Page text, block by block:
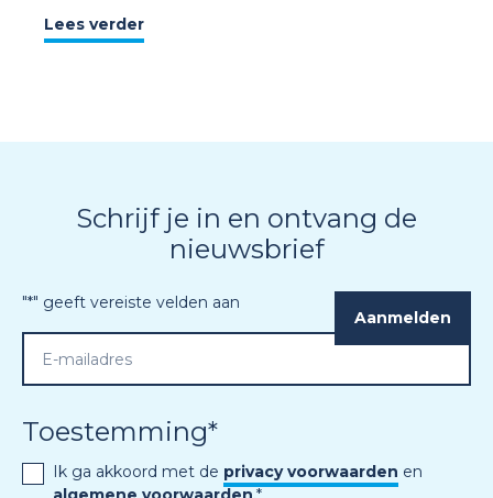
Lees verder
Schrijf je in en ontvang de
nieuwsbrief
"*" geeft vereiste velden aan
Toestemming*
Ik ga akkoord met de privacy voorwaarden en